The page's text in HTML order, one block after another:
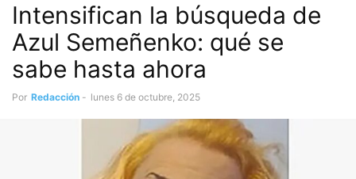
Intensifican la búsqueda de
Azul Semeñenko: qué se
sabe hasta ahora
Por Redacción - lunes 6 de octubre, 2025